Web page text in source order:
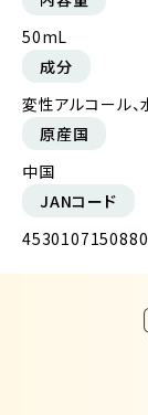
50mL
成分
変性アルコール、
原産国
中国
JANコード
4530107150880